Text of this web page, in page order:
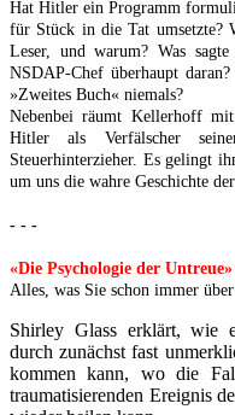
Hat Hitler ein Programm
für Stück in die Tat umsetzte?
Leser, und warum? Was
NSDAP-Chef überhaupt
»Zweites Buch« niemals?
Nebenbei räumt Kellerhoff
Hitler als Verfälscher
Steuerhinterzieher. Es gelingt
um uns die wahre Geschichte
- - -
«Die Psychologie der
Alles, was Sie schon immer
Shirley Glass erklärt, wie
durch zunächst fast
kommen kann, wo die
traumatisierenden Ereignis